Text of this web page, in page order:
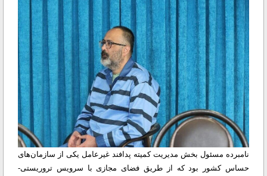
نامبرده مسئول بخش مدیریت کمیته پدافند غیرعامل یکی از سازمان‌های
حساس کشور بود که از طریق فضای مجازی با سرویس تروریستی-